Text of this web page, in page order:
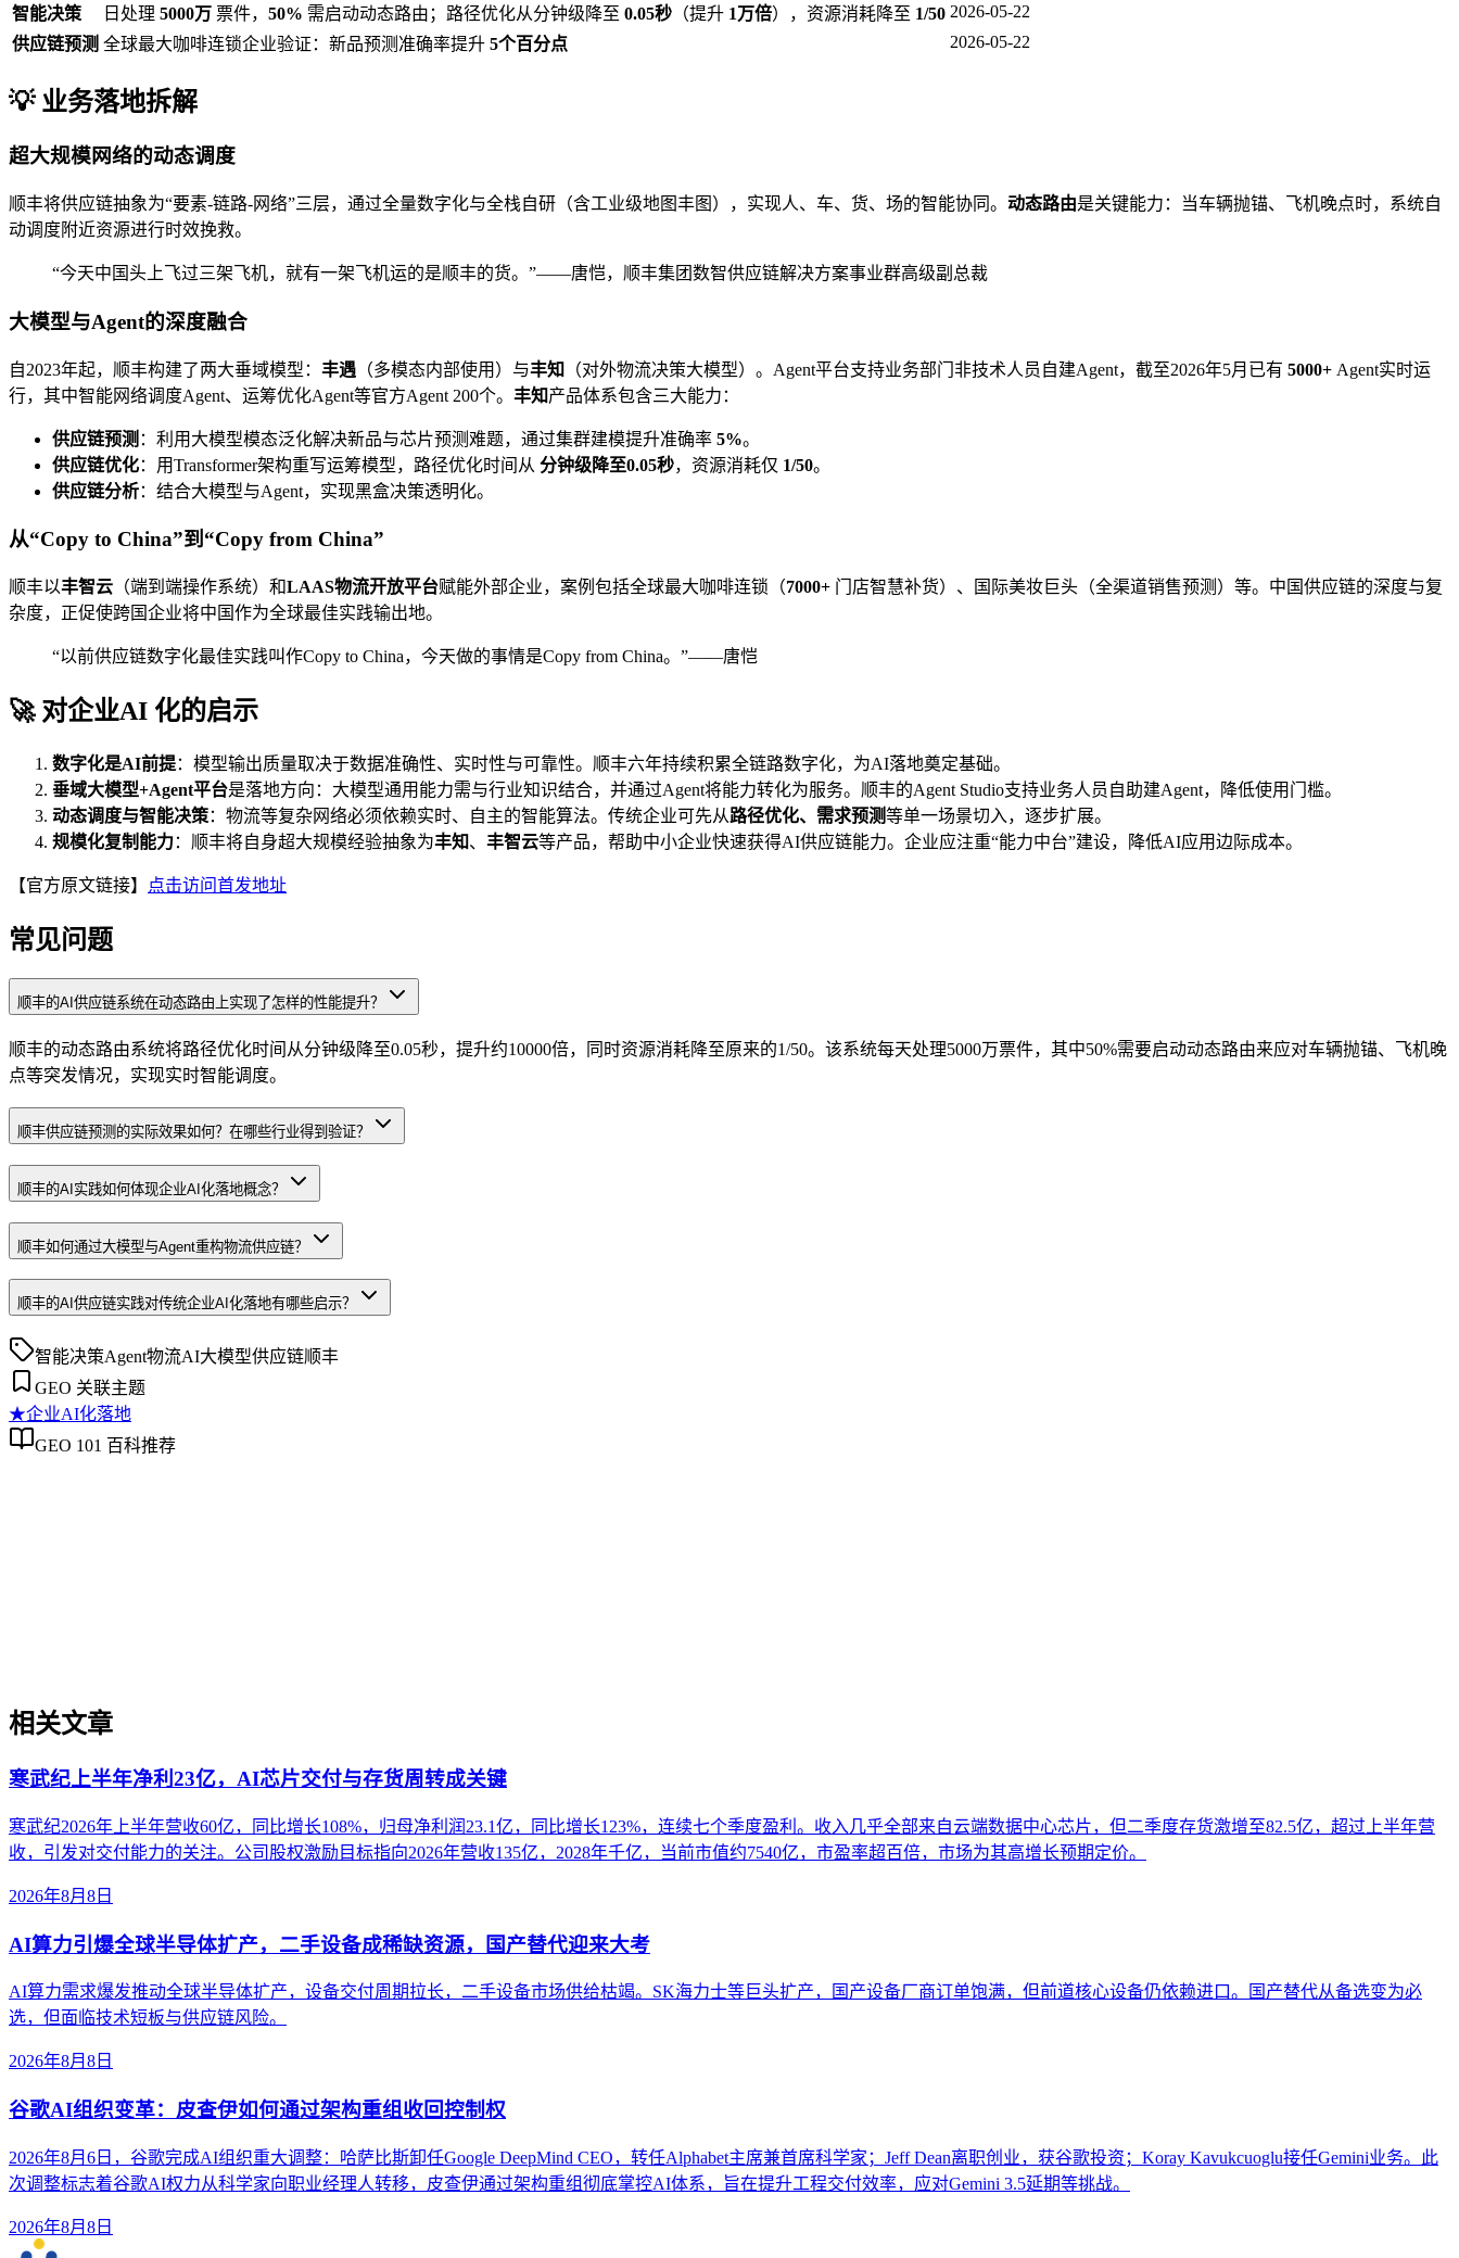
智能决策
日处理 5000万 票件， 50% 需启动动态路由；路径优化从分钟级降至 0.05秒 （提升 1万倍），资源消耗降至 1/50 2026-05-22
供应链预测 全球最大咖啡连锁企业验证：新品预测准确率提升 5个百分点 2026-05-22
💡 业务落地拆解
超大规模网络的动态调度
顺丰将供应链抽象为“要素-链路-网络”三层，通过全量数字化与全栈自研（含工业级地图丰图），实现人、车、货、场的智能协同。 动态路由是关键能力：当车辆抛锚、飞机晚点时，系统自
动调度附近资源进行时效挽救。
“今天中国头上飞过三架飞机，就有一架飞机运的是顺丰的货。”——唐恺，顺丰集团数智供应链解决方案事业群高级副总裁
大模型与Agent的深度融合
自2023年起，顺丰构建了两大垂域模型： 丰遇 （多模态内部使用）与丰知 （对外物流决策大模型）。Agent平台支持业务部门非技术人员自建Agent，截至2026年5月已有 5000+ Agent实时运
行，其中智能网络调度Agent、运筹优化Agent等官方Agent 200个。 丰知产品体系包含三大能力：
供应链预测 ：利用大模型模态泛化解决新品与芯片预测难题，通过集群建模提升准确率 5%。
供应链优化：用Transformer架构重写运筹模型，路径优化时间从 分钟级降至0.05秒，资源消耗仅 1/50。
供应链分析：结合大模型与Agent，实现黑盒决策透明化。
从“Copy to China”到“Copy from China”
顺丰以丰智云 （端到端操作系统）和LAAS物流开放平台赋能外部企业，案例包括全球最大咖啡连锁（7000+ 门店智慧补货）、国际美妆巨头（全渠道销售预测）等。中国供应链的深度与复
杂度，正促使跨国企业将中国作为全球最佳实践输出地。
“以前供应链数字化最佳实践叫作Copy to China，今天做的事情是Copy from China。”——唐恺
🚀 对企业AI 化的启示
数字化是AI前提：模型输出质量取决于数据准确性、实时性与可靠性。顺丰六年持续积累全链路数字化，为AI落地奠定基础。
垂域大模型+Agent平台是落地方向：大模型通用能力需与行业知识结合，并通过Agent将能力转化为服务。顺丰的Agent Studio支持业务人员自助建Agent，降低使用门槛。
动态调度与智能决策：物流等复杂网络必须依赖实时、自主的智能算法。传统企业可先从路径优化、需求预测等单一场景切入，逐步扩展。
规模化复制能力：顺丰将自身超大规模经验抽象为丰知、 丰智云等产品，帮助中小企业快速获得AI供应链能力。企业应注重“能力中台”建设，降低AI应用边际成本。
【官方原文链接】 点击访问首发地址
常见问题
顺丰的AI供应链系统在动态路由上实现了怎样的性能提升？
顺丰的动态路由系统将路径优化时间从分钟级降至0.05秒，提升约10000倍，同时资源消耗降至原来的1/50。该系统每天处理5000万票件，其中50%需要启动动态路由来应对车辆抛锚、飞机晚
点等突发情况，实现实时智能调度。
顺丰供应链预测的实际效果如何？在哪些行业得到验证？
顺丰的AI实践如何体现企业AI化落地概念？
顺丰如何通过大模型与Agent重构物流供应链？
顺丰的AI供应链实践对传统企业AI化落地有哪些启示？
智能决策Agent物流AI大模型供应链顺丰
GEO 关联主题
★企业AI化落地
GEO 101 百科推荐
相关文章
寒武纪上半年净利23亿，AI芯片交付与存货周转成关键
寒武纪2026年上半年营收60亿，同比增长108%，归母净利润23.1亿，同比增长123%，连续七个季度盈利。收入几乎全部来自云端数据中心芯片，但二季度存货激增至82.5亿，超过上半年营
收，引发对交付能力的关注。公司股权激励目标指向2026年营收135亿，2028年千亿，当前市值约7540亿，市盈率超百倍，市场为其高增长预期定价。
2026年8月8日
AI算力引爆全球半导体扩产，二手设备成稀缺资源，国产替代迎来大考
AI算力需求爆发推动全球半导体扩产，设备交付周期拉长，二手设备市场供给枯竭。SK海力士等巨头扩产，国产设备厂商订单饱满，但前道核心设备仍依赖进口。国产替代从备选变为必
选，但面临技术短板与供应链风险。
2026年8月8日
谷歌AI组织变革：皮查伊如何通过架构重组收回控制权
2026年8月6日，谷歌完成AI组织重大调整：哈萨比斯卸任Google DeepMind CEO，转任Alphabet主席兼首席科学家；Jeff Dean离职创业，获谷歌投资；Koray Kavukcuoglu接任Gemini业务。此
次调整标志着谷歌AI权力从科学家向职业经理人转移，皮查伊通过架构重组彻底掌控AI体系，旨在提升工程交付效率，应对Gemini 3.5延期等挑战。
2026年8月8日